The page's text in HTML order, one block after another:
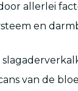
allerlei
en
van de